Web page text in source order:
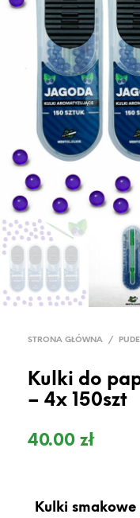
STRONA GŁÓWNA /
Kulki do
– 4x 150szt
40.00 zł
Kulki